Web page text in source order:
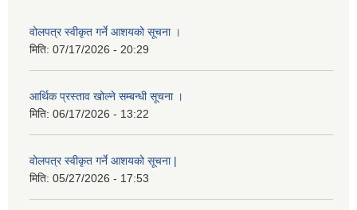
वोलपत्र स्वीकृत गर्ने आशयको सूचना ।
मिति: 07/17/2026 - 20:29
आर्थिक प्रस्ताव खोल्ने सम्बन्धी सूचना ।
मिति: 06/17/2026 - 13:22
वोलपत्र स्वीकृत गर्ने आशयको सूचना |
मिति: 05/27/2026 - 17:53